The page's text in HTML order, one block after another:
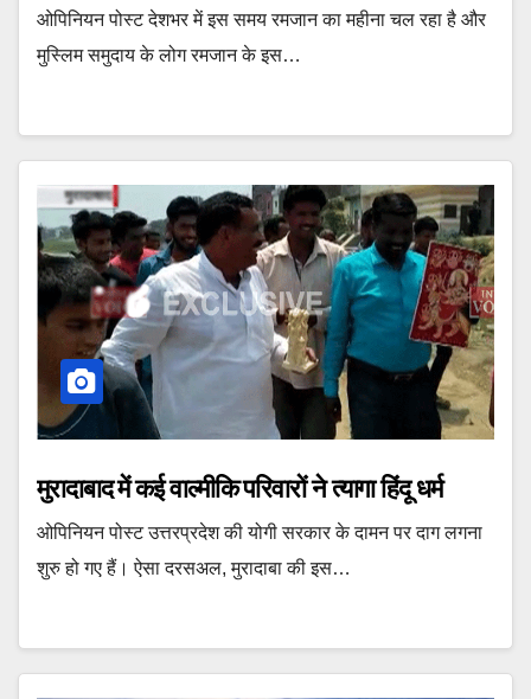
ओपिनियन पोस्ट देशभर में इस समय रमजान का महीना चल रहा है और
मुस्लिम समुदाय के लोग रमजान के इस…
मुरादाबाद में कई वाल्मीकि परिवारों ने त्यागा हिंदू धर्म
ओपिनियन पोस्ट उत्तरप्रदेश की योगी सरकार के दामन पर दाग लगना
शुरु हो गए हैं। ऐसा दरसअल, मुरादाबा की इस…